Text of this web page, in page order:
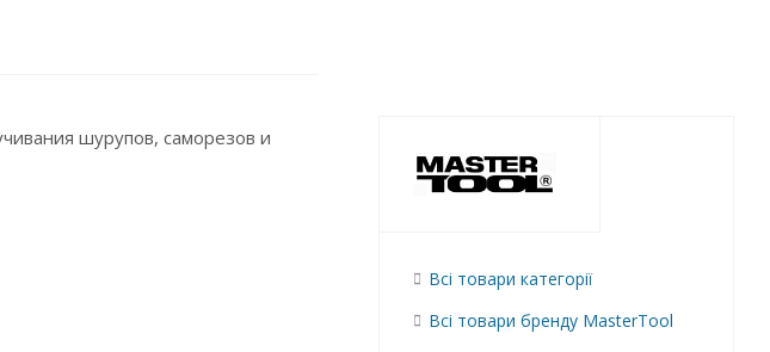
шурупов, саморезов и
Всі товари категорії
Всі товари бренду MasterTool